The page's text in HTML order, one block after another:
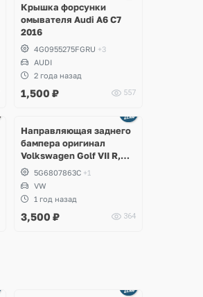
Крышка форсунки
омывателя Audi A6 C7
2016
4G0955275FGRU +3
AUDI
2 года назад
1,500 ₽ 557
Направляющая заднего
бампера оригинал
Volkswagen Golf VII R,
GTI, e-Golf
5G6807863C +1
VW
1 год назад
3,500 ₽ 364